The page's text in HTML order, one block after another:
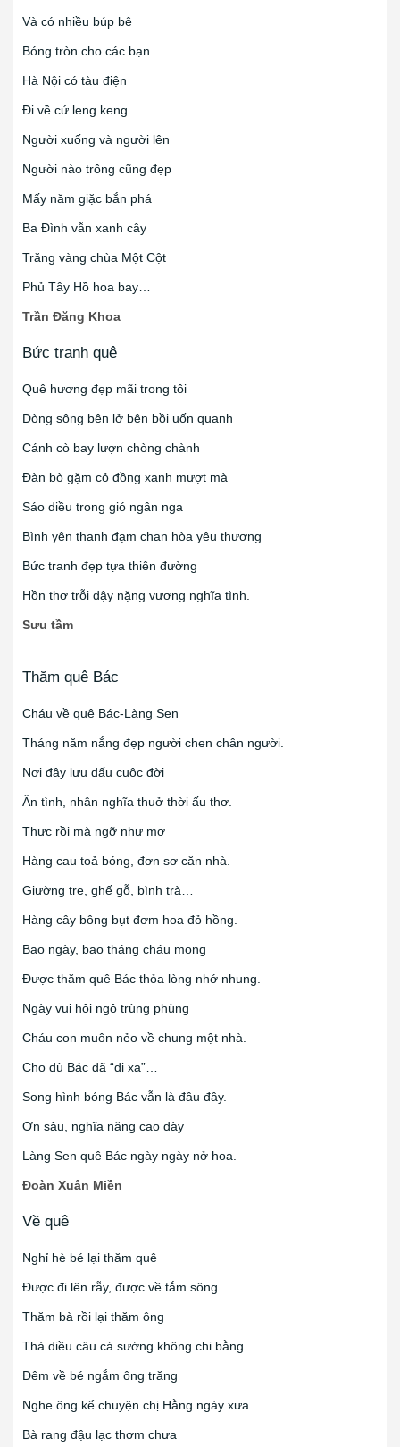
Và có nhiều búp bê
Bóng tròn cho các bạn
Hà Nội có tàu điện
Đi về cứ leng keng
Người xuống và người lên
Người nào trông cũng đẹp
Mấy năm giặc bắn phá
Ba Đình vẫn xanh cây
Trăng vàng chùa Một Cột
Phủ Tây Hồ hoa bay…
Trần Đăng Khoa
Bức tranh quê
Quê hương đẹp mãi trong tôi
Dòng sông bên lở bên bồi uốn quanh
Cánh cò bay lượn chòng chành
Đàn bò gặm cỏ đồng xanh mượt mà
Sáo diều trong gió ngân nga
Bình yên thanh đạm chan hòa yêu thương
Bức tranh đẹp tựa thiên đường
Hồn thơ trỗi dậy nặng vương nghĩa tình.
Sưu tầm
Thăm quê Bác
Cháu về quê Bác-Làng Sen
Tháng năm nắng đẹp người chen chân người.
Nơi đây lưu dấu cuộc đời
Ân tình, nhân nghĩa thuở thời ấu thơ.
Thực rồi mà ngỡ như mơ
Hàng cau toả bóng, đơn sơ căn nhà.
Giường tre, ghế gỗ, bình trà…
Hàng cây bông bụt đơm hoa đỏ hồng.
Bao ngày, bao tháng cháu mong
Được thăm quê Bác thỏa lòng nhớ nhung.
Ngày vui hội ngộ trùng phùng
Cháu con muôn nẻo về chung một nhà.
Cho dù Bác đã “đi xa”…
Song hình bóng Bác vẫn là đâu đây.
Ơn sâu, nghĩa nặng cao dày
Làng Sen quê Bác ngày ngày nở hoa.
Đoàn Xuân Miền
Về quê
Nghỉ hè bé lại thăm quê
Được đi lên rẫy, được về tắm sông
Thăm bà rồi lại thăm ông
Thả diều câu cá sướng không chi bằng
Đêm về bé ngắm ông trăng
Nghe ông kể chuyện chị Hằng ngày xưa
Bà rang đậu lạc thơm chưa